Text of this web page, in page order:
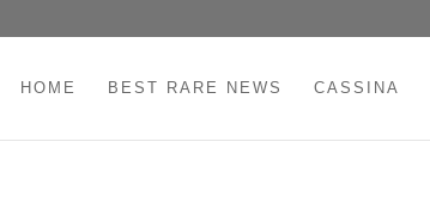
HOME BEST RARE NEWS CASSINA